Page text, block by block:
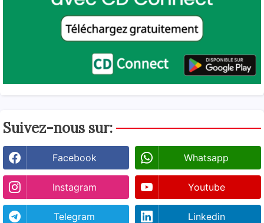
Suivez-nous sur:
Facebook Whatsapp
Instagram Youtube
Telegram Linkedin